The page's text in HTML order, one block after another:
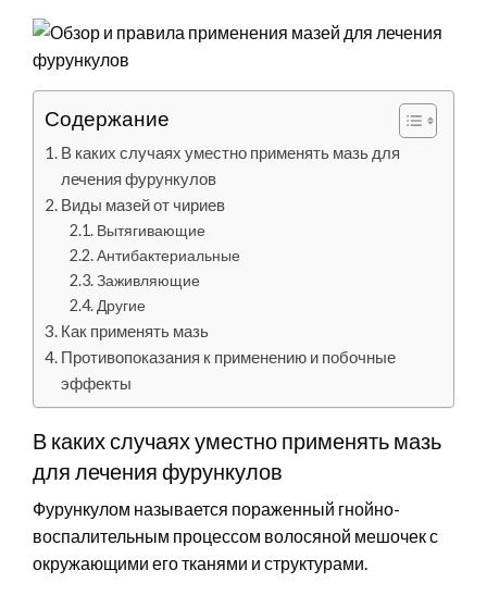
Содержание
В каких случаях уместно применять мазь для
лечения фурункулов
Виды мазей от чириев
Вытягивающие
Антибактериальные
Заживляющие
Другие
Как применять мазь
Противопоказания к применению и побочные
эффекты
В каких случаях уместно применять мазь
для лечения фурункулов
Фурункулом называется пораженный гнойно-
воспалительным процессом волосяной мешочек с
окружающими его тканями и структурами.